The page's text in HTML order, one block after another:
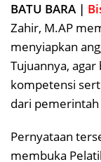
BATU BARA |
Zahir, M.AP
menyiapkan
Tujuannya,
kompetensi
dari pemerintah
Pernyataan
membuka